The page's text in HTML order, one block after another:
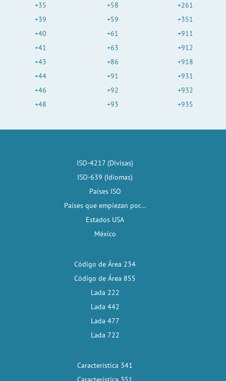
+35
+39
+40
+41
+43
+44
+46
+48
+58
+59
+61
+63
+86
+91
+92
+93
+261
+351
+911
+912
+918
+931
+932
+935
ISO-4217 (Divisas)
ISO-639 (Idiomas)
Países ISO
Países que empiezan por...
Estados USA
México
Código de Área 234
Código de Área 855
Lada 222
Lada 442
Lada 477
Lada 722
Característica 341